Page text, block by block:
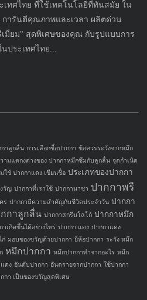
เทศไทย ที่ใช้เทคโนโลยีที่ทันสมัย ใน
ารันตีคุณภาพและเวลา ผลิตด่วน
มี่ยม" สุดพิเศษของคุณ กับรูปแบบการ
ประเทศไทย...
กาลูกลื่น การเลือกซื้อปากกา ข้อควรระวังจากหมึก
ามแตกงต่างของ ปากกาหมึกซึมกับลูกลื่น จุดกำเนิด
ใช้ ปากกาแดง เขียนชื่อ ประเภทของปากกา
วัญ ปากกาที่เราใช้ ปากกานาซ่า ปากกาพรี
ร ปากกามีความสำคัญกับชีวิตประจำวัน ปากกา
กาลูกลื่น ปากกาสกรีนโลโก้ ปากกาหมึก
าเกิดขึ้นได้อย่างไหร่ ปากกา แดง ปากกาแดง
ก่ มอบของขวัญด้วยปากกา ยี่ห้อปากกา ระวัง หมึก
หมึกปากกา หมึกปากกาทำจากอะไร หมึก
ดง อันดับปากกา อันตรายจากปากกา ใช้ปากกา
กา เป็นของขวัญสุดพิเศษ